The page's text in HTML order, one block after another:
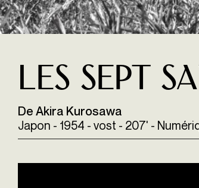
Les Sept
De Akira Kurosawa
Japon - 1954 - vost - 207' -